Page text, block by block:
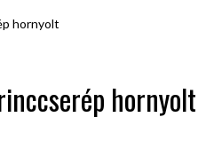
hornyolt
hornyolt